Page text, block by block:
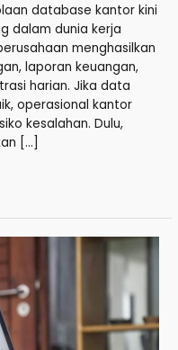
database kantor kini
dalam dunia kerja
menghasilkan
laporan keuangan,
harian. Jika data
operasional kantor
kesalahan. Dulu,
[…]